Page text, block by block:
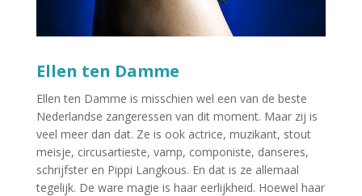
Ellen ten Damme
Ellen ten Damme is misschien wel een van de beste
Nederlandse zangeressen van dit moment. Maar zij is
veel meer dan dat. Ze is ook actrice, muzikant, stout
meisje, circusartieste, vamp, componiste, danseres,
schrijfster en Pippi Langkous. En dat is ze allemaal
tegelijk. De ware magie is haar eerlijkheid. Hoewel haar